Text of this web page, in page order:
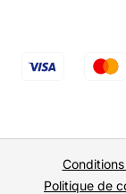
Politique de